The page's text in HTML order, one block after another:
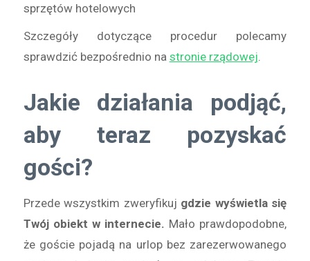
sprzętów hotelowych
Szczegóły dotyczące procedur polecamy
sprawdzić bezpośrednio na stronie rządowej
Jakie działania podjąć,
aby teraz pozyskać
gości?
Przede wszystkim zweryfikuj gdzie wyświetla się
Twój obiekt w internecie. Mało prawdopodobne,
że goście pojadą na urlop bez zarezerwowanego